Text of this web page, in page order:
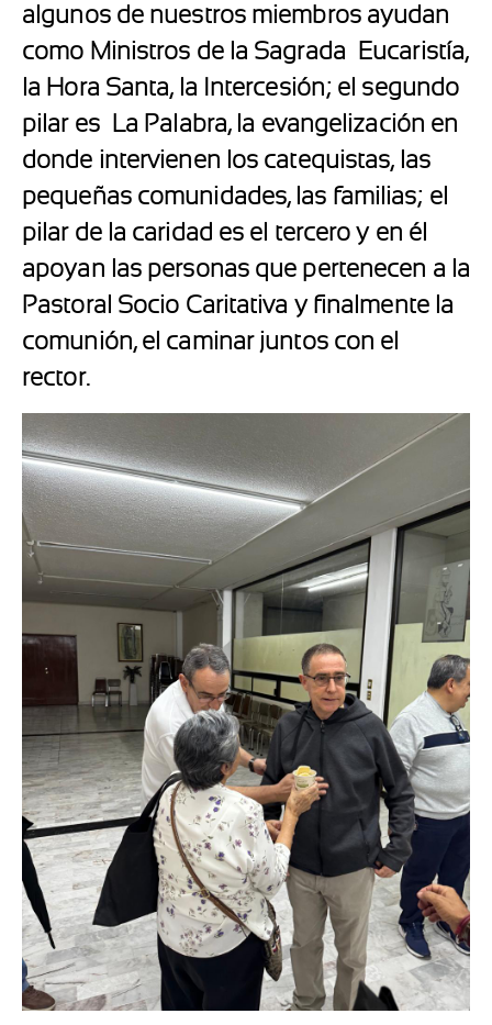
algunos de nuestros miembros ayudan
como Ministros de la Sagrada Eucaristía,
la Hora Santa, la Intercesión; el segundo
pilar es La Palabra, la evangelización en
donde intervienen los catequistas, las
pequeñas comunidades, las familias; el
pilar de la caridad es el tercero y en él
apoyan las personas que pertenecen a la
Pastoral Socio Caritativa y finalmente la
comunión, el caminar juntos con el
rector.